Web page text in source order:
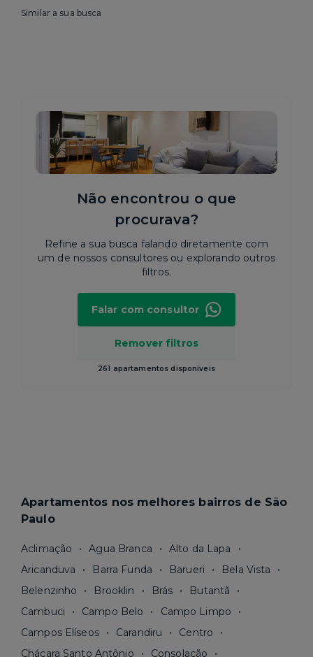
Similar a sua busca
Não encontrou o que
procurava?
Refine a sua busca falando diretamente com
um de nossos consultores ou explorando outros
filtros.
Remover filtros
261 apartamentos disponíveis
Falar com consultor
Apartamentos nos melhores bairros de São
Paulo
Aclimação Agua Branca
Alto da Lapa
Aricanduva
Barra Funda Barueri
Bela Vista
Belenzinho
Brooklin Brás
Butantã
Cambuci
Campo Belo
Campo Limpo
Campos Elíseos
Carandiru
Centro
Chácara Santo Antônio
Consolação